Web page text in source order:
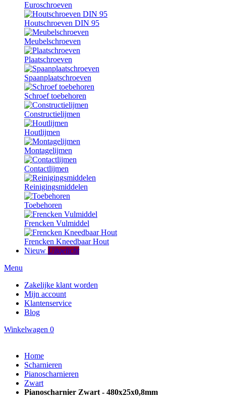
Euroschroeven
Houtschroeven DIN 95
Meubelschroeven
Plaatschroeven
Spaanplaatschroeven
Schroef toebehoren
Constructielijmen
Houtlijmen
Montagelijmen
Contactlijmen
Reinigingsmiddelen
Toebehoren
Frencken Vulmiddel
Frencken Kneedbaar Hout
Nieuw Uitgelicht
Menu
Zakelijke klant worden
Mijn account
Klantenservice
Blog
Winkelwagen 0
Home
Scharnieren
Pianoscharnieren
Zwart
Pianoscharnier Zwart - 480x25x0,8mm